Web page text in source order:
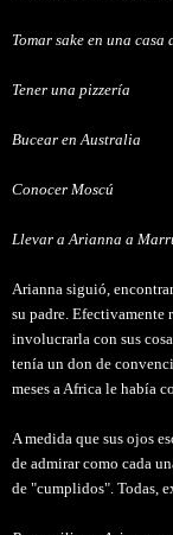
Tomar sake en una casa
Tener una pizzería
Bucear en Australia
Conocer Moscú
Llevar a Arianna a
Arianna siguió,
su padre. Efectivamente
involucrarla con sus
tenía un don de
meses a Africa le había
A medida que sus ojos
de admirar como cada
de "cumplidos". Todas,